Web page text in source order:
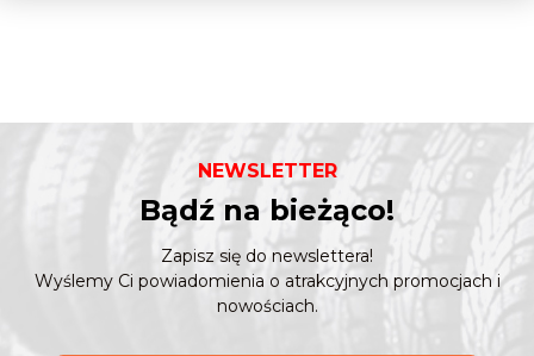
NEWSLETTER
Bądź na bieżąco!
Zapisz się do newslettera!
Wyślemy Ci powiadomienia o atrakcyjnych promocjach i
nowościach.